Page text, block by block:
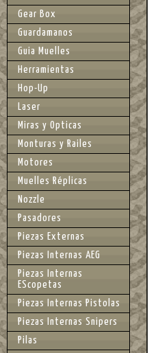
Gear Box
Guardamanos
Guia Muelles
Herramientas
Hop-Up
Laser
Miras y Opticas
Monturas y Railes
Motores
Muelles Réplicas
Nozzle
Pasadores
Piezas Externas
Piezas Internas AEG
Piezas Internas
EScopetas
Piezas Internas Pistolas
Piezas Internas Snipers
Pilas